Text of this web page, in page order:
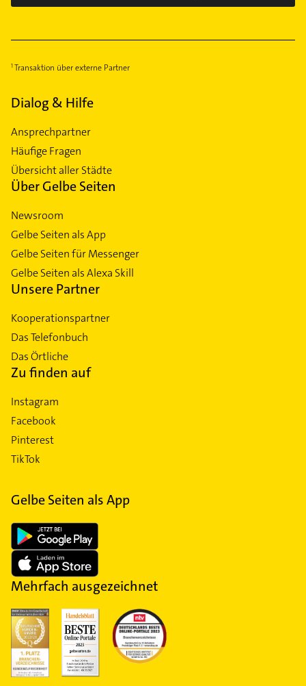
Transaktion über externe Partner
Dialog & Hilfe
Ansprechpartner
Häufige Fragen
Übersicht aller Städte
Über Gelbe Seiten
Newsroom
Gelbe Seiten als App
Gelbe Seiten für Messenger
Gelbe Seiten als Alexa Skill
Unsere Partner
Kooperationspartner
Das Telefonbuch
Das Örtliche
Zu finden auf
Instagram
Facebook
Pinterest
TikTok
Gelbe Seiten als App
Mehrfach ausgezeichnet